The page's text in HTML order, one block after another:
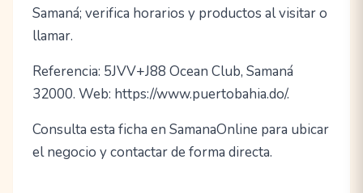
Samaná; verifica horarios y productos al visitar o
llamar.
Referencia: 5JVV+J88 Ocean Club, Samaná
32000. Web: https://www.puertobahia.do/.
Consulta esta ficha en SamanaOnline para ubicar
el negocio y contactar de forma directa.